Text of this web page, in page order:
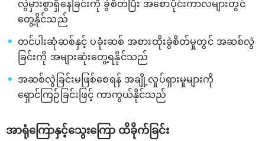
လွဲမှားစွာရှိနေခြင်းကို ခွဲစိတ်ပြီး အစောပိုင်းကာလများတွင်
တွေ့နိုင်သည်
တင်ပါးဆုံဆစ်နှင့် ပခုံးဆစ် အစားထိုးခွဲစိတ်မှုတွင် အဆစ်လွဲ
ခြင်းကို အများဆုံးတွေ့ရနိုင်သည်
အဆစ်လွဲခြင်းမဖြစ်စေရန် အချို့လှုပ်ရှားမှုများကို
ရှောင်ကြဉ်ခြင်းဖြင့် ကာကွယ်နိုင်သည်
အာရုံကြောနှင့်သွေးကြော ထိခိုက်ခြင်း